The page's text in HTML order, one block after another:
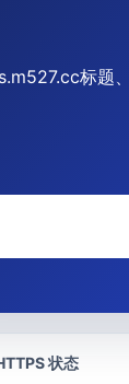
标题
状态